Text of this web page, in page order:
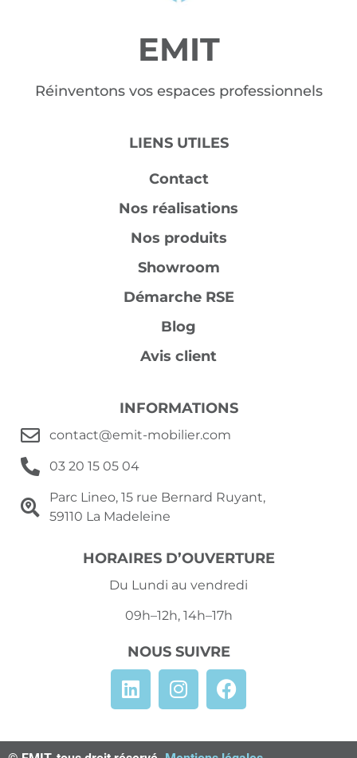
EMIT
Réinventons vos espaces professionnels
LIENS UTILES
Contact
Nos réalisations
Nos produits
Showroom
Démarche RSE
Blog
Avis client
INFORMATIONS
contact@emit-mobilier.com
03 20 15 05 04
Parc Lineo, 15 rue Bernard Ruyant,
59110 La Madeleine
HORAIRES D’OUVERTURE
Du Lundi au vendredi
09h–12h, 14h–17h
NOUS SUIVRE